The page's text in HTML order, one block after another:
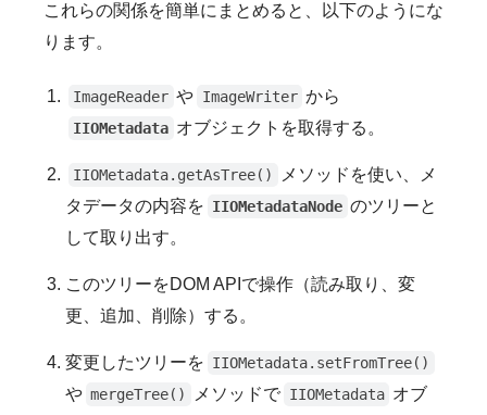
これらの関係を簡単にまとめると、以下のようにな
ります。
ImageReader や ImageWriter から
IIOMetadata オブジェクトを取得する。
IIOMetadata.getAsTree()
メソッドを使い、メ
タデータの内容を IIOMetadataNode のツリーと
して取り出す。
このツリーをDOM APIで操作（読み取り、変
更、追加、削除）する。
変更したツリーを IIOMetadata.setFromTree()
や mergeTree() メソッドで IIOMetadata オブ